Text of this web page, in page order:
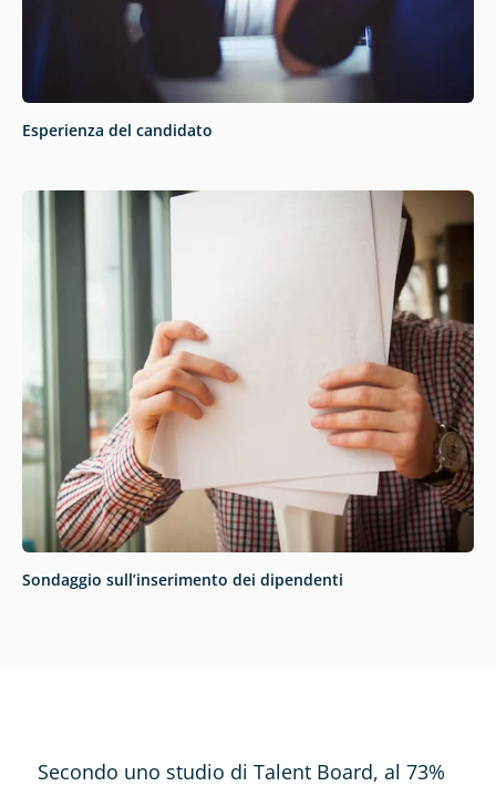
Esperienza del candidato
Sondaggio sull’inserimento dei dipendenti
Secondo uno studio di Talent Board, al 73%